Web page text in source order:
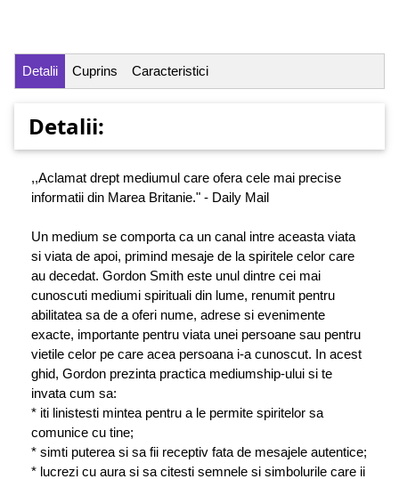
Detalii Cuprins Caracteristici
Detalii:
,,Aclamat drept mediumul care ofera cele mai precise
informatii din Marea Britanie." - Daily Mail
Un medium se comporta ca un canal intre aceasta viata
si viata de apoi, primind mesaje de la spiritele celor care
au decedat. Gordon Smith este unul dintre cei mai
cunoscuti mediumi spirituali din lume, renumit pentru
abilitatea sa de a oferi nume, adrese si evenimente
exacte, importante pentru viata unei persoane sau pentru
vietile celor pe care acea persoana i-a cunoscut. In acest
ghid, Gordon prezinta practica mediumship-ului si te
invata cum sa:
* iti linistesti mintea pentru a le permite spiritelor sa
comunice cu tine;
* simti puterea si sa fii receptiv fata de mesajele autentice;
* lucrezi cu aura si sa citesti semnele si simbolurile care ii